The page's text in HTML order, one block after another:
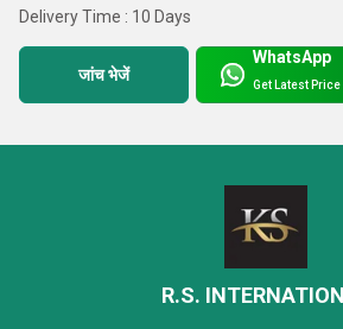
Delivery Time : 10 Days
जांच भेजें
WhatsApp
Get Latest Price
R.S.